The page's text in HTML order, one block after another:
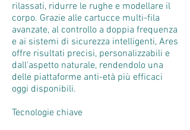
rilassati, ridurre le rughe e modellare il
corpo. Grazie alle cartucce multi-fila
avanzate, al controllo a doppia frequenza
e ai sistemi di sicurezza intelligenti, Ares
offre risultati precisi, personalizzabili e
dall'aspetto naturale, rendendolo una
delle piattaforme anti-età più efficaci
oggi disponibili.
Tecnologie chiave